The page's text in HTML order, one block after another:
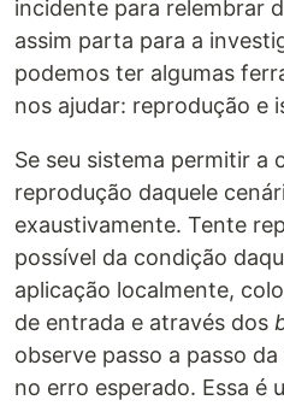
incidente para relembrar
assim parta para a
podemos ter algumas
nos ajudar: reprodução e
Se seu sistema permitir a
reprodução daquele
exaustivamente. Tente
possível da condição
aplicação localmente,
de entrada e através dos
observe passo a passo
no erro esperado. Essa é